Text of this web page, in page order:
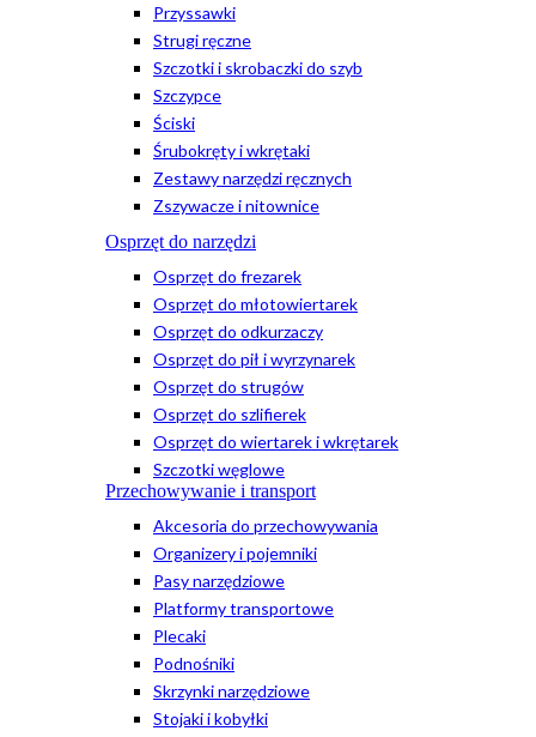
Przyssawki
Strugi ręczne
Szczotki i skrobaczki do szyb
Szczypce
Ściski
Śrubokręty i wkrętaki
Zestawy narzędzi ręcznych
Zszywacze i nitownice
Osprzęt do narzędzi
Osprzęt do frezarek
Osprzęt do młotowiertarek
Osprzęt do odkurzaczy
Osprzęt do pił i wyrzynarek
Osprzęt do strugów
Osprzęt do szlifierek
Osprzęt do wiertarek i wkrętarek
Szczotki węglowe
Przechowywanie i transport
Akcesoria do przechowywania
Organizery i pojemniki
Pasy narzędziowe
Platformy transportowe
Plecaki
Podnośniki
Skrzynki narzędziowe
Stojaki i kobyłki